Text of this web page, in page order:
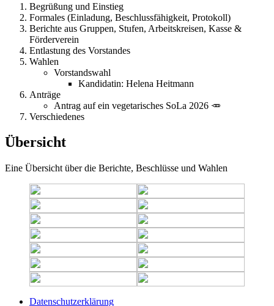
Begrüßung und Einstieg
Formales (Einladung, Beschlussfähigkeit, Protokoll)
Berichte aus Gruppen, Stufen, Arbeitskreisen, Kasse &
Förderverein
Entlastung des Vorstandes
Wahlen
Vorstandswahl
Kandidatin: Helena Heitmann
Anträge
Antrag auf ein vegetarisches SoLa 2026 🥕
Verschiedenes
Übersicht
Eine Übersicht über die Berichte, Beschlüsse und Wahlen
Datenschutzerklärung